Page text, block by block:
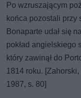
Po wzruszającym
końca pozostali przy
Bonaparte udał się
pokład angielskiego
który zawinął do
1814 roku.
1987, s. 80]